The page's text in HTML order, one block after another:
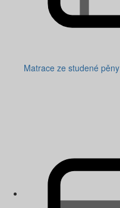
Matrace ze studené pěny